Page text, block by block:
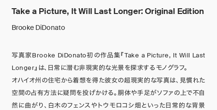
Take a Picture, It Will Last Longer: Original Edition
Brooke DiDonato
写真家Brooke DiDonato初の作品集『Take a Picture, It Will Last
Longer』は、日常に潜む非現実的な光景を探求するモノグラフ。
オハイオ州の住宅から着想を得た彼女の超現実的な写真は、見慣れた
空間の占有方法に疑問を投げかける。胴体や手足がソファの上で不自
然に曲がり、白木のフェンスやトウモロコシ畑といった日常的な背景